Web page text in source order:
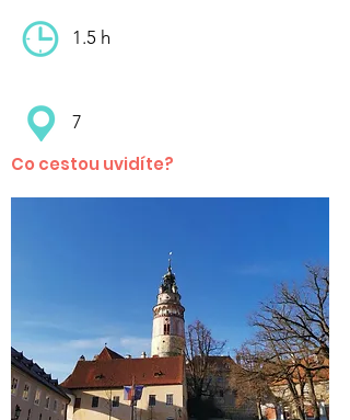
1.5 h
7
Co cestou uvidíte?